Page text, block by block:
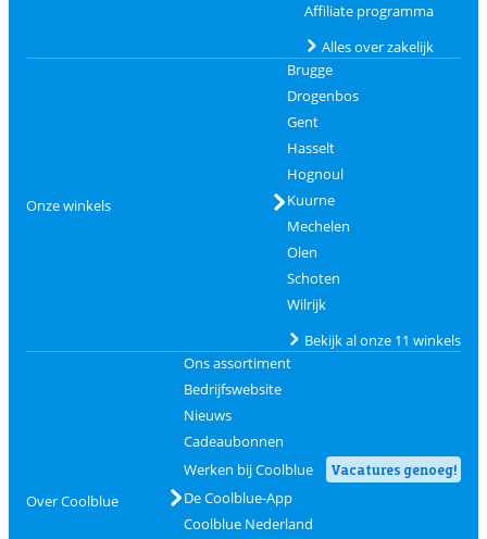
Affiliate programma
Alles over zakelijk
Onze winkels
Brugge
Drogenbos
Gent
Hasselt
Hognoul
Kuurne
Mechelen
Olen
Schoten
Wilrijk
Bekijk al onze 11 winkels
Over Coolblue
Ons assortiment
Bedrijfswebsite
Nieuws
Cadeaubonnen
Werken bij Coolblue
Vacatures genoeg!
De Coolblue-App
Coolblue Nederland